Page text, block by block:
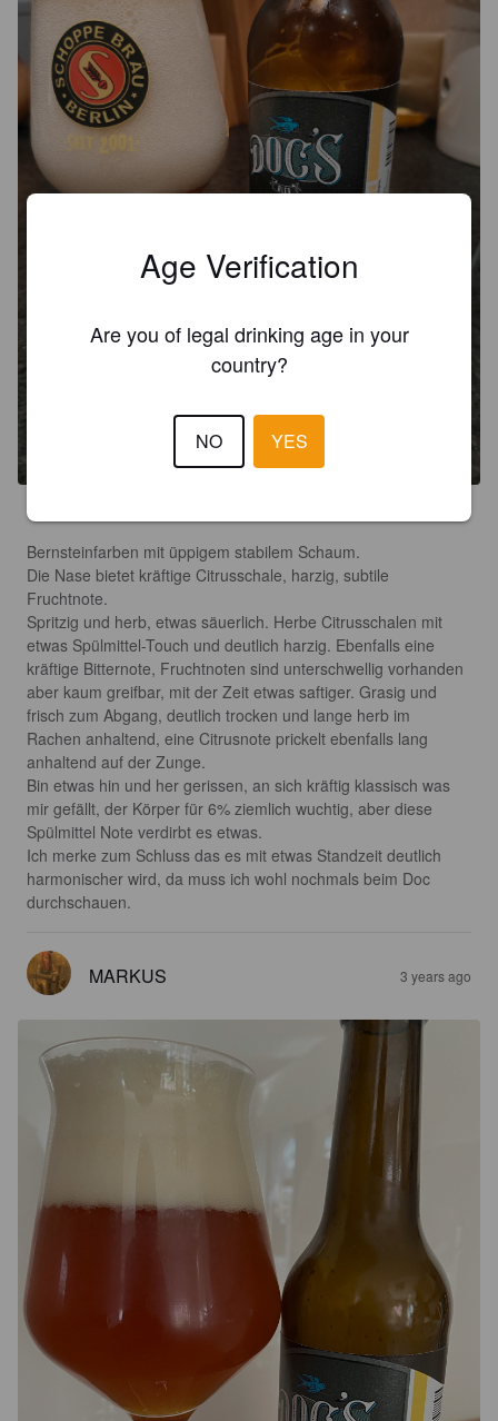
Bernsteinfarben mit üppigem stabilem Schaum.
Die Nase bietet kräftige Citrusschale, harzig, subtile
Fruchtnote.
Spritzig und herb, etwas säuerlich. Herbe Citrusschalen mit
etwas Spülmittel-Touch und deutlich harzig. Ebenfalls eine
kräftige Bitternote, Fruchtnoten sind unterschwellig vorhanden
aber kaum greifbar, mit der Zeit etwas saftiger. Grasig und
frisch zum Abgang, deutlich trocken und lange herb im
Rachen anhaltend, eine Citrusnote prickelt ebenfalls lang
anhaltend auf der Zunge.
Bin etwas hin und her gerissen, an sich kräftig klassisch was
mir gefällt, der Körper für 6% ziemlich wuchtig, aber diese
Spülmittel Note verdirbt es etwas.
Ich merke zum Schluss das es mit etwas Standzeit deutlich
harmonischer wird, da muss ich wohl nochmals beim Doc
durchschauen.
MARKUS 3 years ago
Age Verification
Are you of legal drinking age in your
country?
NO YES